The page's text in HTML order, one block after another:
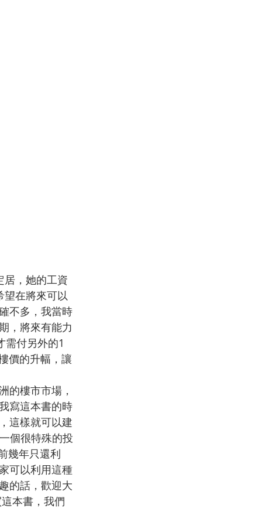
居，她的工資
在將來可以
不多，我當時
，將來有能力
需付另外的1
價的升幅，讓
的樓市市場，
寫這本書的時
這樣就可以建
個很特殊的投
幾年只還利
可以利用這種
的話，歡迎大
本書，我們